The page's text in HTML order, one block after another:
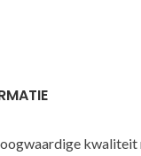
kwaliteit